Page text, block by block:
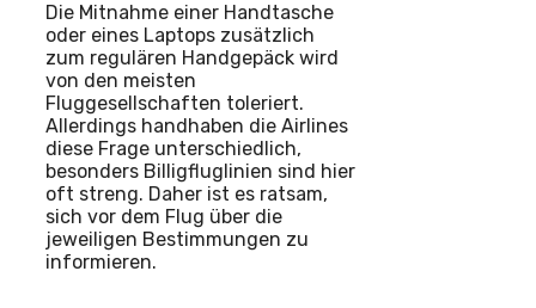
Die Mitnahme einer Handtasche
oder eines Laptops zusätzlich
zum regulären Handgepäck wird
von den meisten
Fluggesellschaften toleriert.
Allerdings handhaben die Airlines
diese Frage unterschiedlich,
besonders Billigfluglinien sind hier
oft streng. Daher ist es ratsam,
sich vor dem Flug über die
jeweiligen Bestimmungen zu
informieren.